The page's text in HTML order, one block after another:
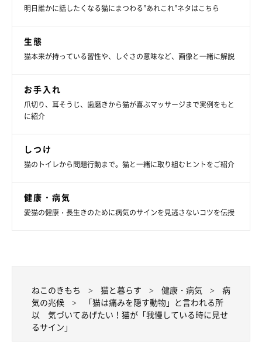
てあげられるようにしたいですね。変化に気づくためにも、愛猫
の様子を日頃からよく観察するようにしましょう。
明日誰かに話したくなる猫にまつわる”あれこれ”ネタはこちら
生態
猫本来が持っている習性や、しぐさの意味など、画像と一緒に解説
お手入れ
爪切り、耳そうじ、歯磨きから猫が喜ぶマッサージまで実例をもと
に紹介
しつけ
猫のトイレから問題行動まで。猫と一緒に取り組むヒントをご紹介
健康・病気
愛猫の健康・長生きのために病気のサインを見逃さないコツを伝授
ねこのきもち 猫と暮らす 健康・病気
病
気の兆候
「猫は痛みを隠す動物」と言われる所
以 気づいてあげたい！猫が「我慢している時に見せ
るサイン」